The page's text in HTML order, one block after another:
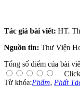
Tác giả bài viết: HT.
Nguồn tin: Thư Viện
Tổng số điểm của bài
Từ khóa:Phẩm, Phất